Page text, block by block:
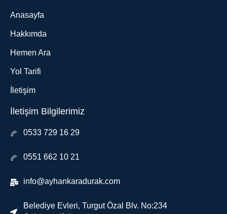
Anasayfa
Hakkımda
Hemen Ara
Yol Tarifi
İletişim
İletişim Bilgilerimiz
0533 729 16 29
0551 662 10 21
info@ayhankaradurak.com
Belediye Evleri, Turgut Özal Blv. No:234